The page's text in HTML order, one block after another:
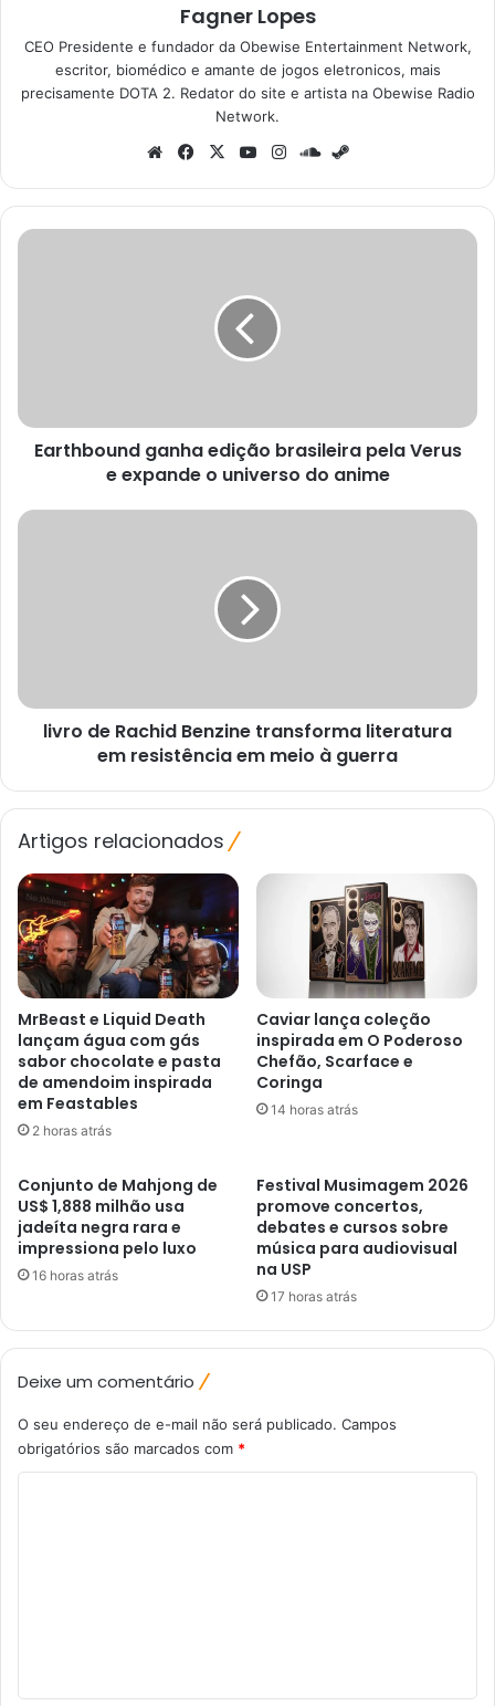
Fagner Lopes
CEO Presidente e fundador da Obewise Entertainment Network,
escritor, biomédico e amante de jogos eletronicos, mais
precisamente DOTA 2. Redator do site e artista na Obewise Radio
Network.
WebsiteFacebook
X YouTubeInstagramSoundCloud
Earthbound
o
universo
Earthbound ganha edição brasileira pela Verus
e expande o universo do anime
livro
em
meiolivro de Rachid Benzine transforma literatura
em resistência em meio à guerra
Artigos relacionados
MrBeast e Liquid Death
lançam água com gás
sabor chocolate e pasta
de amendoim inspirada
em Feastables
2 horas atrás
Caviar lança coleção
inspirada em O Poderoso
Chefão, Scarface e
Coringa
14 horas atrás
Conjunto de Mahjong de
US$ 1,888 milhão usa
jadeíta negra rara e
impressiona pelo luxo
16 horas atrás
Festival Musimagem 2026
promove concertos,
debates e cursos sobre
música para audiovisual
na USP
17 horas atrás
Deixe um comentário
O seu endereço de e-mail não será publicado. Campos
obrigatórios são marcados com *